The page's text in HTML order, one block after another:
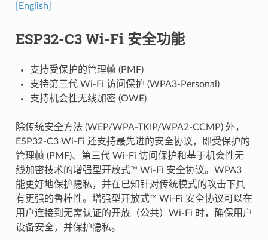
[English]
ESP32-C3 Wi-Fi 安全功能
支持受保护的管理帧 (PMF)
支持第三代 Wi-Fi 访问保护 (WPA3-Personal)
支持机会性无线加密 (OWE)
除传统安全方法 (WEP/WPA-TKIP/WPA2-CCMP) 外，
ESP32-C3 Wi-Fi 还支持最先进的安全协议，即受保护的
管理帧 (PMF)、第三代 Wi-Fi 访问保护和基于机会性无
线加密技术的增强型开放式™ Wi-Fi 安全协议。WPA3
能更好地保护隐私，并在已知针对传统模式的攻击下具
有更强的鲁棒性。增强型开放式™ Wi-Fi 安全协议可以在
用户连接到无需认证的开放（公共）Wi-Fi 时，确保用户
设备安全，并保护隐私。